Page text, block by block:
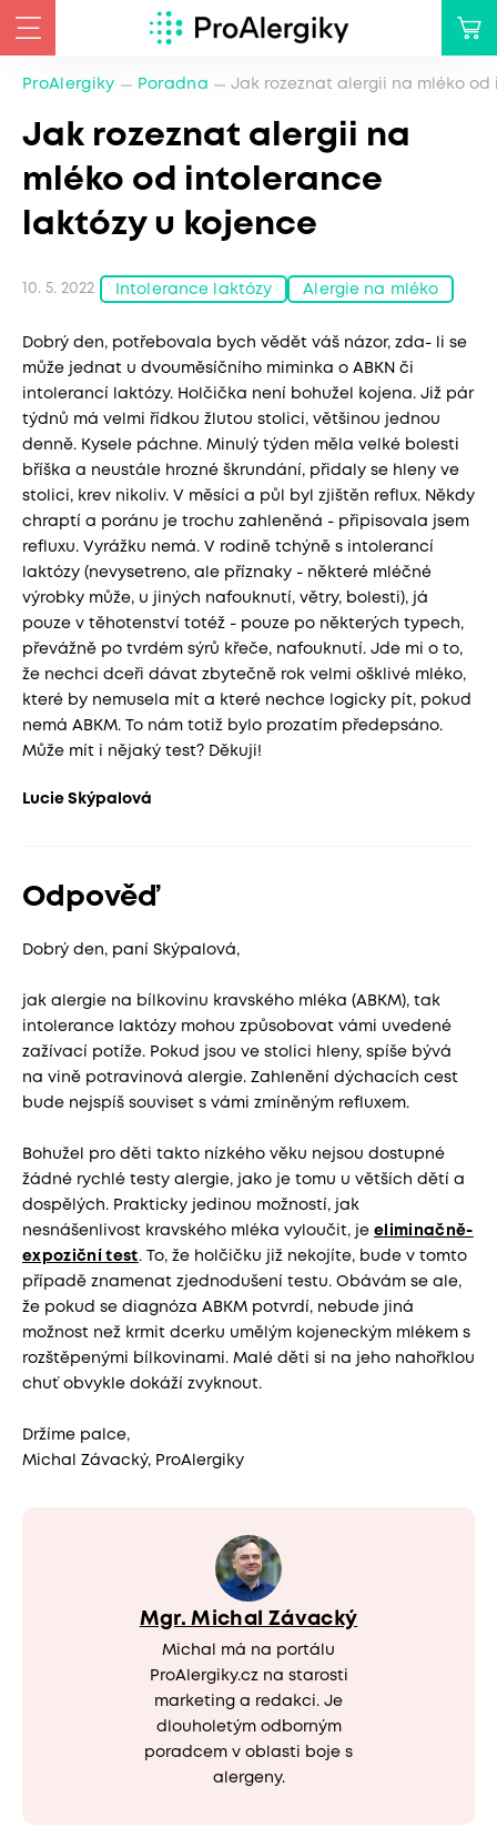
ProAlergiky Poradna Jak rozeznat alergii na mléko
Jak rozeznat alergii na
mléko od intolerance
laktózy u kojence
10. 5. 2022 Intolerance laktózy Alergie na mléko
Dobrý den, potřebovala bych vědět váš názor, zda- li se
může jednat u dvouměsíčního miminka o ABKN či
intolerancí laktózy. Holčička není bohužel kojena. Již pár
týdnů má velmi řídkou žlutou stolici, většinou jednou
denně. Kysele páchne. Minulý týden měla velké bolesti
bříška a neustále hrozné škrundání, přidaly se hleny ve
stolici, krev nikoliv. V měsíci a půl byl zjištěn reflux. Někdy
chraptí a poránu je trochu zahleněná - připisovala jsem
refluxu. Vyrážku nemá. V rodině tchýně s intolerancí
laktózy (nevysetreno, ale příznaky - některé mléčné
výrobky může, u jiných nafouknutí, větry, bolesti), já
pouze v těhotenství totéž - pouze po některých typech,
převážně po tvrdém sýrů křeče, nafouknutí. Jde mi o to,
že nechci dceři dávat zbytečně rok velmi ošklivé mléko,
které by nemusela mít a které nechce logicky pít, pokud
nemá ABKM. To nám totiž bylo prozatím předepsáno.
Může mít i nějaký test? Děkuji!
Lucie Skýpalová
Odpověď
Dobrý den, paní Skýpalová,
jak alergie na bílkovinu kravského mléka (ABKM), tak
intolerance laktózy mohou způsobovat vámi uvedené
zažívací potíže. Pokud jsou ve stolici hleny, spíše bývá
na vině potravinová alergie. Zahlenění dýchacích cest
bude nejspíš souviset s vámi zmíněným refluxem.
Bohužel pro děti takto nízkého věku nejsou dostupné
žádné rychlé testy alergie, jako je tomu u větších dětí a
dospělých. Prakticky jedinou možností, jak
nesnášenlivost kravského mléka vyloučit, je eliminačně-
expoziční test. To, že holčičku již nekojíte, bude v tomto
případě znamenat zjednodušení testu. Obávám se ale,
že pokud se diagnóza ABKM potvrdí, nebude jiná
možnost než krmit dcerku umělým kojeneckým mlékem s
rozštěpenými bílkovinami. Malé děti si na jeho nahořklou
chuť obvykle dokáží zvyknout.
Držíme palce,
Michal Závacký, ProAlergiky
Mgr. Michal Závacký
Michal má na portálu
ProAlergiky.cz na starosti
marketing a redakci. Je
dlouholetým odborným
poradcem v oblasti boje s
alergeny.